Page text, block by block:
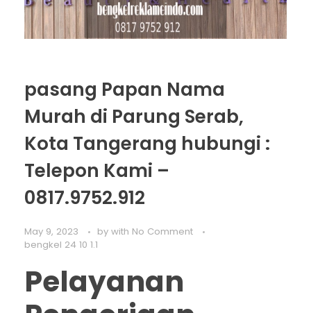
pasang Papan Nama
Murah di Parung Serab,
Kota Tangerang hubungi :
Telepon Kami –
0817.9752.912
May 9, 2023 by with No Comment
bengkel 24 10 1.1
Pelayanan